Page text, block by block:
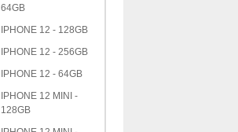
64GB
IPHONE 12 - 128GB
IPHONE 12 - 256GB
IPHONE 12 - 64GB
IPHONE 12 MINI -
128GB